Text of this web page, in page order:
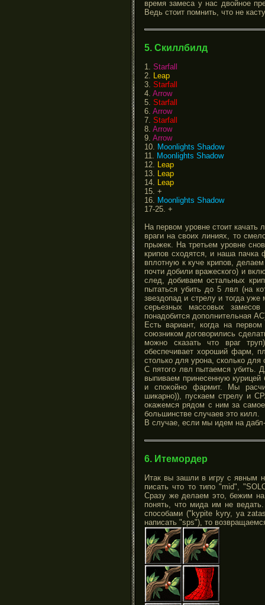
время замеса у нас двойное
Ведь стоит помнить, что не
5. Скиллбилд
1. Starfall
2. Leap
3. Starfall
4. Arrow
5. Starfall
6. Arrow
7. Starfall
8. Arrow
9. Arrow
10. Moonlights Shadow
11. Moonlights Shadow
12. Leap
13. Leap
14. Leap
15. +
16. Moonlights Shadow
17-25. +
На первом уровне стоит
враги на своих линиях, то
прыжек. На третьем уровне
крипов сходятся, и наша
вплотную к куче крипов,
почти добили вражеского) и
след, добиваем остальных
пытаться убить до 5 лвл (на
звездопад и стрелу и тогда
серьезных массовых
понадобится дополнительная
Есть вариант, когда на
союзником договорились
можно сказать что враг
обеспечивает хороший фарм,
столько для урона, сколько для
С пятого лвл пытаемся убить.
выпиваем принесенную
и спокойно фармит. Мы
шикарно)), пускаем стрелу и
окажемся рядом с ним за
большинстве случаев это килл.
В случае, если мы идем на
6. Итемордер
Итак вы зашли в игру с явным
писать что то типо "mid",
Сразу же делаем это, бежим
понять, что мида им не
способами ("kypite kyry, ya
написать "sps"), то